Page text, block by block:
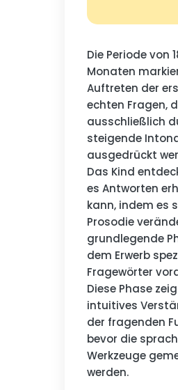
Die Periode von
Monaten
Auftreten der
echten Fragen,
ausschließlich
steigende
ausgedrückt
Das Kind
es Antworten
kann, indem es
Prosodie
grundlegende
dem Erwerb
Fragewörter
Diese Phase
intuitives
der fragenden
bevor die
Werkzeuge
werden.